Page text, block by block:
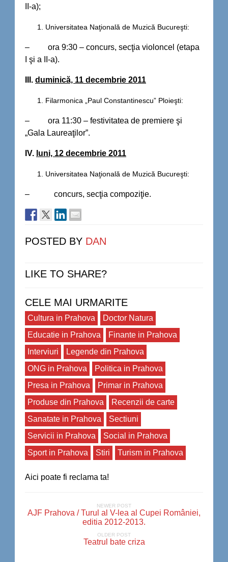
II-a);
Universitatea Naţională de Muzică Bucureşti:
– ora 9:30 – concurs, secţia violoncel (etapa
I şi a II-a).
III. duminică, 11 decembrie 2011
Filarmonica „Paul Constantinescu” Ploieşti:
– ora 11:30 – festivitatea de premiere şi
„Gala Laureaţilor”.
IV. luni, 12 decembrie 2011
Universitatea Naţională de Muzică Bucureşti:
– concurs, secţia compoziţie.
POSTED BY DAN
LIKE TO SHARE?
CELE MAI URMARITE
Cultura in Prahova
Doctor Natura
Educatie in Prahova
Finante in Prahova
Interviuri
Legende din Prahova
ONG in Prahova
Politica in Prahova
Presa in Prahova
Primar in Prahova
Produse din Prahova
Recenzii de carte
Sanatate in Prahova
Sectiuni
Servicii in Prahova
Social in Prahova
Sport in Prahova
Stiri Turism in Prahova
Aici poate fi reclama ta!
NEWER POST
AJF Prahova / Turul al V-lea al Cupei României,
editia 2012-2013.
OLDER POST
Teatrul bate criza